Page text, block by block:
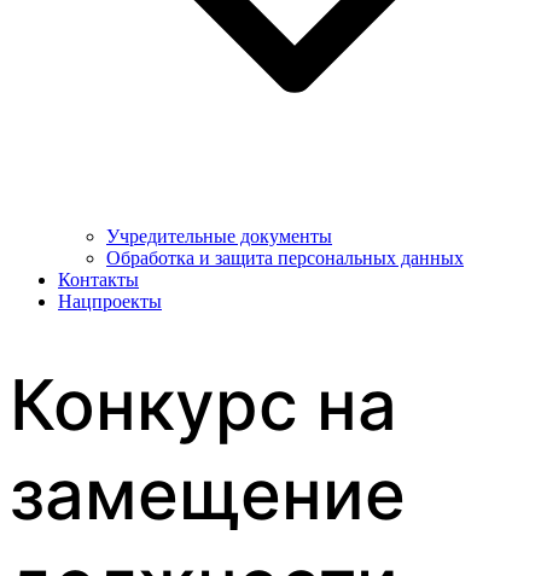
Учредительные документы
Обработка и защита персональных данных
Контакты
Нацпроекты
Конкурс на
замещение